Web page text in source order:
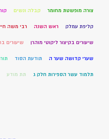
צורה מופשטת מחומר קבלה ונשים
קליפת עמלק ראש השנה רבי משה
שיעורים בקיצור ליקוטי מוהרן שיעורים
שערי קדושה שער ה תודעת הסוד
תלמוד עשר הספירות חלק ג תת מודע